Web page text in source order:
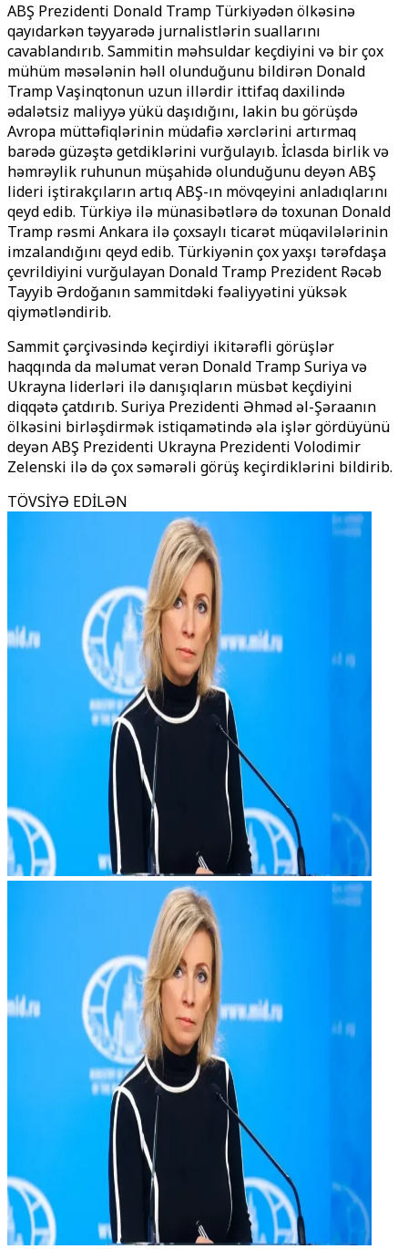
ABŞ Prezidenti Donald Tramp Türkiyədən ölkəsinə
qayıdarkən təyyarədə jurnalistlərin suallarını
cavablandırıb. Sammitin məhsuldar keçdiyini və bir çox
mühüm məsələnin həll olunduğunu bildirən Donald
Tramp Vaşinqtonun uzun illərdir ittifaq daxilində
ədalətsiz maliyyə yükü daşıdığını, lakin bu görüşdə
Avropa müttəfiqlərinin müdafiə xərclərini artırmaq
barədə güzəştə getdiklərini vurğulayıb. İclasda birlik və
həmrəylik ruhunun müşahidə olunduğunu deyən ABŞ
lideri iştirakçıların artıq ABŞ-ın mövqeyini anladıqlarını
qeyd edib. Türkiyə ilə münasibətlərə də toxunan Donald
Tramp rəsmi Ankara ilə çoxsaylı ticarət müqavilələrinin
imzalandığını qeyd edib. Türkiyənin çox yaxşı tərəfdaşa
çevrildiyini vurğulayan Donald Tramp Prezident Rəcəb
Tayyib Ərdoğanın sammitdəki fəaliyyətini yüksək
qiymətləndirib.
Sammit çərçivəsində keçirdiyi ikitərəfli görüşlər
haqqında da məlumat verən Donald Tramp Suriya və
Ukrayna liderləri ilə danışıqların müsbət keçdiyini
diqqətə çatdırıb. Suriya Prezidenti Əhməd əl-Şəraanın
ölkəsini birləşdirmək istiqamətində əla işlər gördüyünü
deyən ABŞ Prezidenti Ukrayna Prezidenti Volodimir
Zelenski ilə də çox səmərəli görüş keçirdiklərini bildirib.
TÖVSİYƏ EDİLƏN